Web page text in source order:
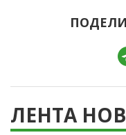
ЛЕНТА